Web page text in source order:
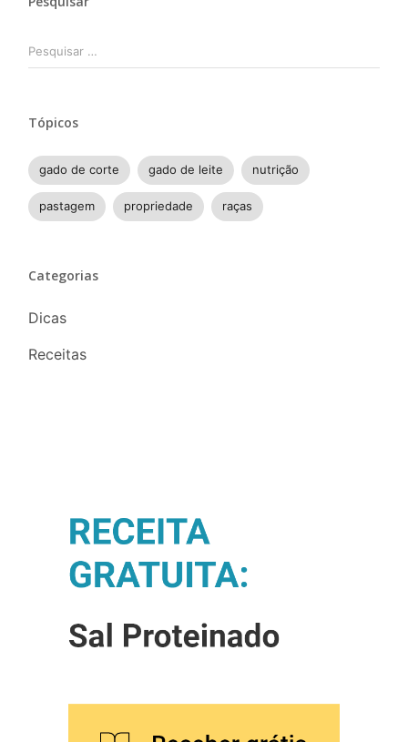
por:
Tópicos
gado de corte gado de leite nutrição
pastagem propriedade raças
Categorias
Dicas
Receitas